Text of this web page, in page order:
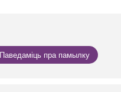
Паведаміць пра памылку